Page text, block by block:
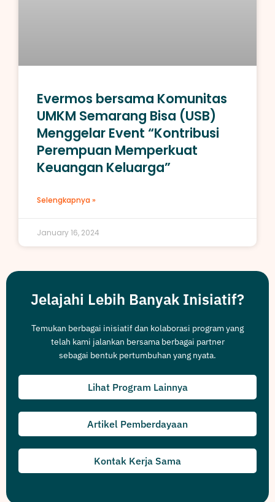
Evermos bersama Komunitas
UMKM Semarang Bisa (USB)
Menggelar Event “Kontribusi
Perempuan Memperkuat
Keuangan Keluarga”
Selengkapnya »
January 16, 2024
Jelajahi Lebih Banyak Inisiatif?
Temukan berbagai inisiatif dan kolaborasi program yang
telah kami jalankan bersama berbagai partner
sebagai bentuk pertumbuhan yang nyata.
Lihat Program Lainnya
Artikel Pemberdayaan
Kontak Kerja Sama